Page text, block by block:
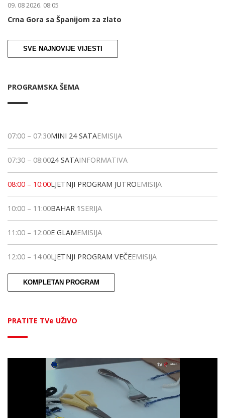
09. 08 2026. 08:05
Crna Gora sa Španijom za zlato
SVE NAJNOVIJE VIJESTI
PROGRAMSKA ŠEMA
07:00 – 07:30MINI 24 SATAEMISIJA
07:30 – 08:0024 SATAINFORMATIVA
08:00 – 10:00LJETNJI PROGRAM JUTROEMISIJA
10:00 – 11:00BAHAR 1 SERIJA
11:00 – 12:00E GLAMEMISIJA
12:00 – 14:00LJETNJI PROGRAM VEČEEMISIJA
KOMPLETAN PROGRAM
PRATITE TVe UŽIVO